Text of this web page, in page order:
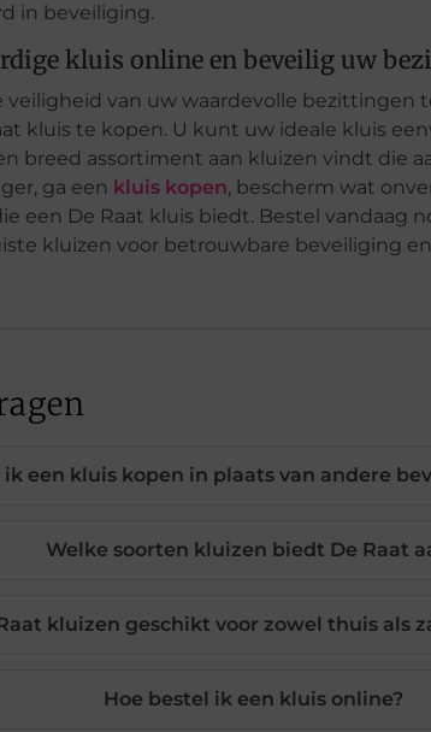
in beveiliging.
kluis online en beveilig uw
van uw waardevolle bezittingen
kluis te kopen. U kunt uw ideale kluis
breed assortiment aan kluizen vindt die
ga een kluis kopen, bescherm wat
een De Raat kluis biedt. Bestel vandaag
kluizen voor betrouwbare beveiliging
ik een kluis kopen in plaats van andere
Welke soorten kluizen biedt De Raat
kluizen geschikt voor zowel thuis als
Hoe bestel ik een kluis online?